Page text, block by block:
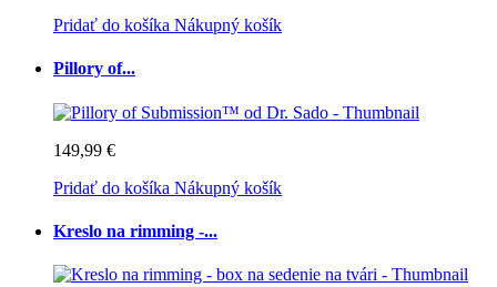
Pridať do košíka Nákupný košík
Pillory of...
149,99 €
Pridať do košíka Nákupný košík
Kreslo na rimming -...